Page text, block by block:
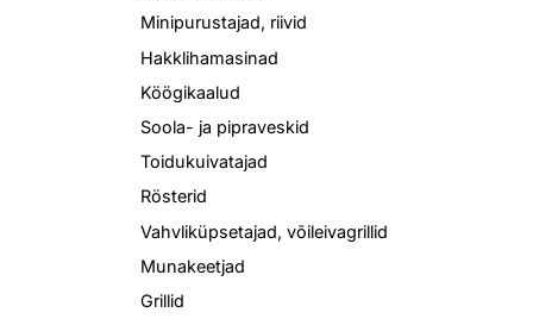
Minipurustajad, riivid
Hakklihamasinad
Köögikaalud
Soola- ja pipraveskid
Toidukuivatajad
Rösterid
Vahvliküpsetajad, võileivagrillid
Munakeetjad
Grillid